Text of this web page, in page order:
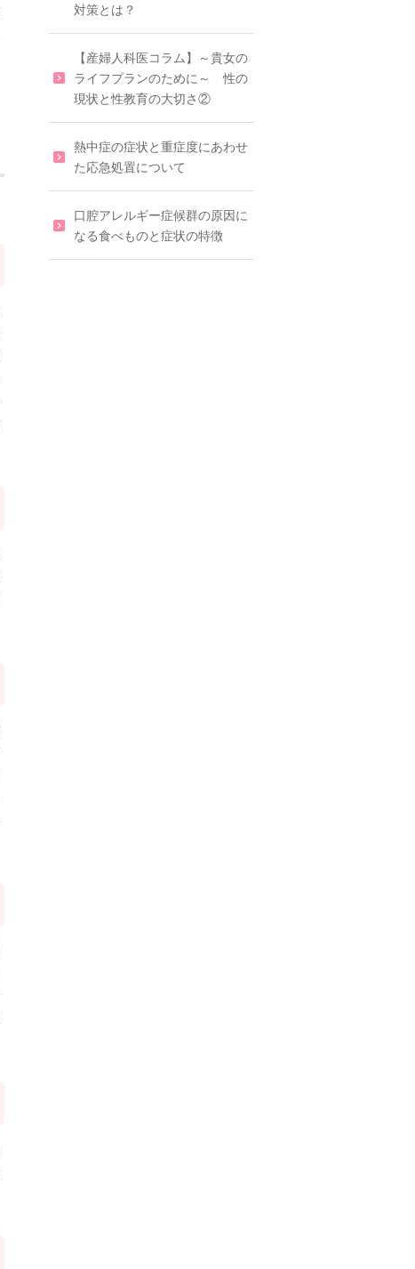
対策とは？
【産婦人科医コラム】～貴女の
ライフプランのために～ 性の
現状と性教育の大切さ②
熱中症の症状と重症度にあわせ
た応急処置について
口腔アレルギー症候群の原因に
なる食べものと症状の特徴